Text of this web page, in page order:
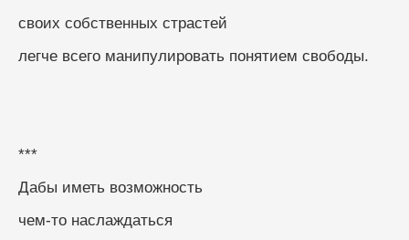
своих собственных страстей
легче всего манипулировать понятием свободы.
***
Дабы иметь возможность
чем-то наслаждаться